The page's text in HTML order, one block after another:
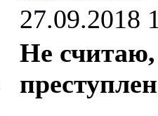
27.09.2018
Не